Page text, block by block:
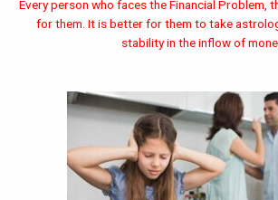
Every person who faces the Financial Problem,
for them. It is better for them to take
stability in the inflow of